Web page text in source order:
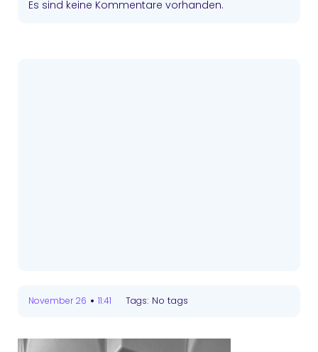
Es sind keine Kommentare vorhanden.
November 26 • 11:41 Tags: No tags